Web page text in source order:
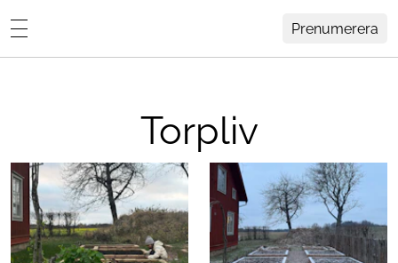
Prenumerera
Design
Trädgård
Influencers
Anna Furbackens blogg MENY
HEM
OM ANNA
KATEGORIER
ARKIV
KONTAKT
Torpliv